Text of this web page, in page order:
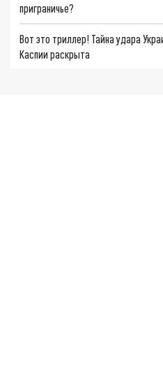
приграничье?
Вот это триллер! Тайна удара
Каспии раскрыта